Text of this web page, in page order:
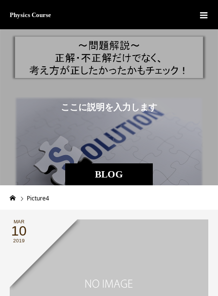
Physics Course
BLOG
ここに説明を入力し ます。
Picture4
MAR
10
2019